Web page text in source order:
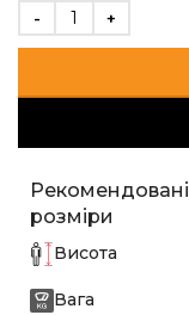
Рекомендовані
розміри
Висота
Вага